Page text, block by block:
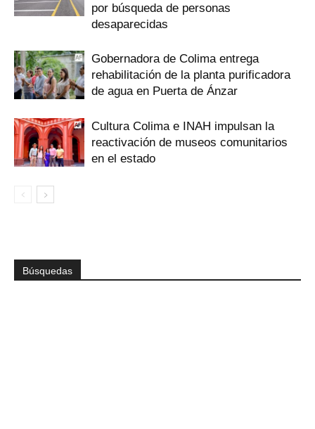
por búsqueda de personas
desaparecidas
Gobernadora de Colima entrega
rehabilitación de la planta purificadora
de agua en Puerta de Ánzar
Cultura Colima e INAH impulsan la
reactivación de museos comunitarios
en el estado
Búsquedas